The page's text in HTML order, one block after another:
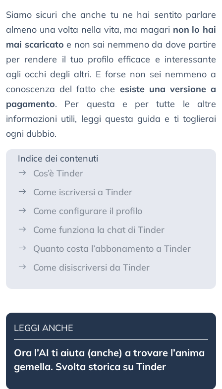
Siamo sicuri che anche tu ne hai sentito parlare
almeno una volta nella vita, ma magari non lo hai
mai scaricato e non sai nemmeno da dove partire
per rendere il tuo profilo efficace e interessante
agli occhi degli altri. E forse non sei nemmeno a
conoscenza del fatto che esiste una versione a
pagamento. Per questa e per tutte le altre
informazioni utili, leggi questa guida e ti toglierai
ogni dubbio.
Indice dei contenuti
Cos’è Tinder
Come iscriversi a Tinder
Come configurare il profilo
Come funziona la chat di Tinder
Quanto costa l’abbonamento a Tinder
Come disiscriversi da Tinder
LEGGI ANCHE
Ora l’AI ti aiuta (anche) a trovare l’anima
gemella. Svolta storica su Tinder